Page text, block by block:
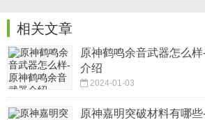
相关文章
原神鹤鸣余音武器怎么
介绍
2024-01-03
原神嘉明突破材料有哪